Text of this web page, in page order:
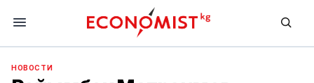
Economist.kg
НОВОСТИ